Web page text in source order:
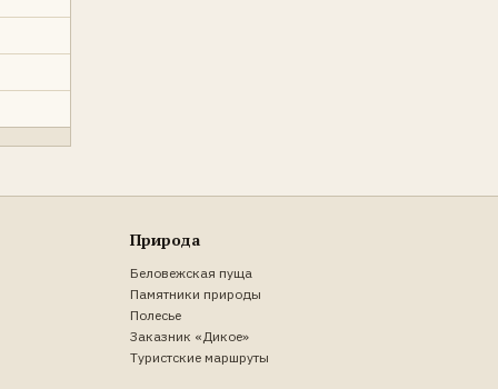
Природа
Беловежская пуща
Памятники природы
Полесье
Заказник «Дикое»
Туристские маршруты